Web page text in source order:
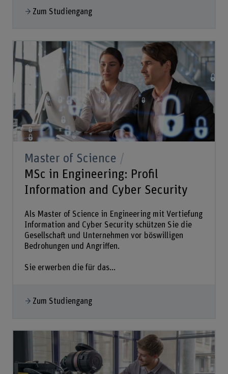
Zum Studiengang
Master of Science
MSc in Engineering: Profil
Information and Cyber Security
Als Master of Science in Engineering mit Vertiefung
Information and Cyber Security schützen Sie die
Gesellschaft und Unternehmen vor böswilligen
Bedrohungen und Angriffen.
Sie erwerben die für das...
Zum Studiengang